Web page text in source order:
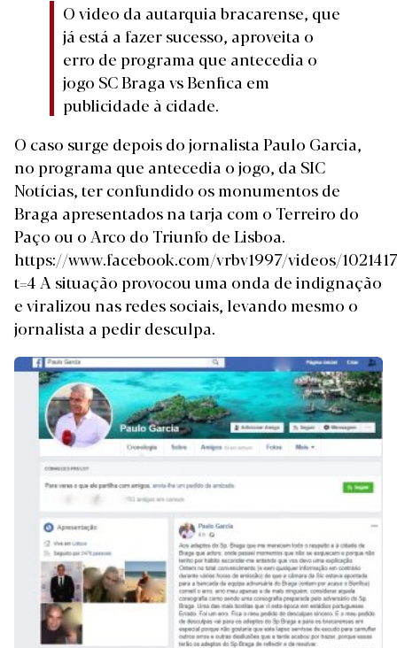
O video da autarquia bracarense, que
já está a fazer sucesso, aproveita o
erro de programa que antecedia o
jogo SC Braga vs Benfica em
publicidade à cidade.
O caso surge depois do jornalista Paulo Garcia,
no programa que antecedia o jogo, da SIC
Notícias, ter confundido os monumentos de
Braga apresentados na tarja com o Terreiro do
Paço ou o Arco do Triunfo de Lisboa.
https://www.facebook.com/vrbv1997/videos/
t=4 A situação provocou uma onda de indignação
e viralizou nas redes sociais, levando mesmo o
jornalista a pedir desculpa.